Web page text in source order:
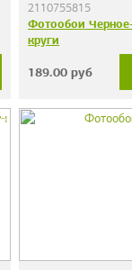
2110755815
Фотообои
круги
189.00 руб